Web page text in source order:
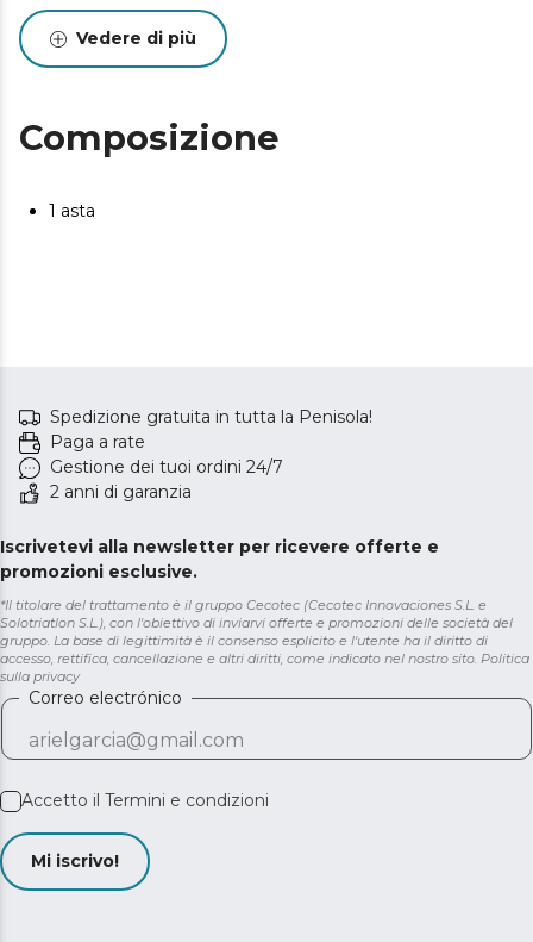
Vedere di più
Composizione
1 asta
Spedizione gratuita in tutta la Penisola!
Paga a rate
Gestione dei tuoi ordini 24/7
2 anni di garanzia
Iscrivetevi alla newsletter per ricevere offerte e
promozioni esclusive.
*Il titolare del trattamento è il gruppo Cecotec (Cecotec Innovaciones S.L. e
Solotriatlon S.L.), con l'obiettivo di inviarvi offerte e promozioni delle società del
gruppo. La base di legittimità è il consenso esplicito e l'utente ha il diritto di
accesso, rettifica, cancellazione e altri diritti, come indicato nel nostro sito. Politica
sulla privacy
Correo electrónico
Accetto il Termini e condizioni
Mi iscrivo!